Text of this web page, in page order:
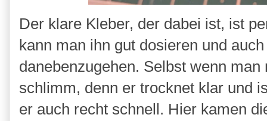
Der klare Kleber, der dabei ist, ist
kann man ihn gut dosieren und
danebenzugehen. Selbst wenn
schlimm, denn er trocknet klar und
er auch recht schnell. Hier kamen